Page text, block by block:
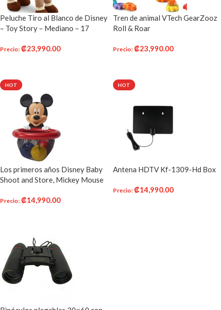
Peluche Tiro al Blanco de Disney
– Toy Story – Mediano – 17
Precio: ₡23,990.00
Tren de animal VTech GearZooz
Roll & Roar
Precio: ₡23,990.00
HOT
Los primeros años Disney Baby
Shoot and Store, Mickey Mouse
Precio: ₡14,990.00
HOT
Antena HDTV Kf-1309-Hd Box
Precio: ₡14,990.00